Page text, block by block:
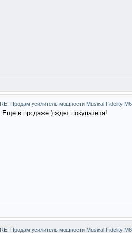
RE: Продам усилитель мощности Musical Fidelity
Еще в продаже ) ждет покупателя!
RE: Продам усилитель мощности Musical Fidelity